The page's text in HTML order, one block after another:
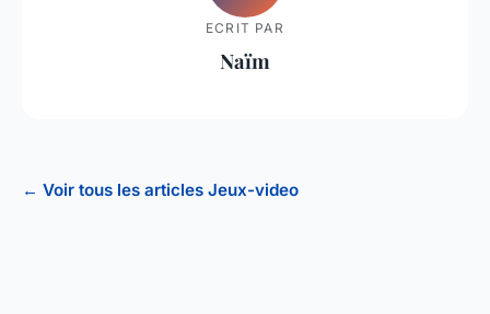
ECRIT PAR
Naïm
← Voir tous les articles Jeux-video